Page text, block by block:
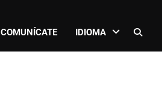
COMUNÍCATE IDIOMA